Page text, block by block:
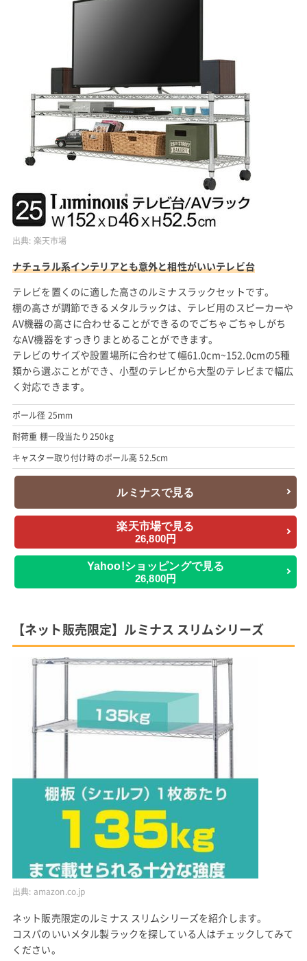
出典: 楽天市場
ナチュラル系インテリアとも意外と相性がいいテレビ台
テレビを置くのに適した高さのルミナスラックセットです。
棚の高さが調節できるメタルラックは、テレビ用のスピーカーや
AV機器の高さに合わせることができるのでごちゃごちゃしがち
なAV機器をすっきりまとめることができます。
テレビのサイズや設置場所に合わせて幅61.0cm~152.0cmの5種
類から選ぶことができ、小型のテレビから大型のテレビまで幅広
く対応できます。
ポール径 25mm
耐荷重 棚一段当たり250kg
キャスター取り付け時のポール高 52.5cm
ルミナスで見る
楽天市場で見る
26,800円
Yahoo!ショッピングで見る
26,800円
【ネット販売限定】ルミナス スリムシリーズ
出典: amazon.co.jp
ネット販売限定のルミナス スリムシリーズを紹介します。
コスパのいいメタル製ラックを探している人はチェックしてみて
ください。